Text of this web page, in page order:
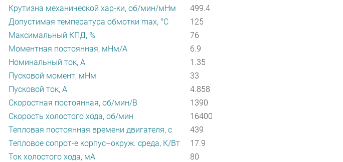
Крутизна механической хар-ки, об/мин/мНм
499.4
Допустимая температура обмотки max, °С
125
Максимальный КПД, %
76
Моментная постоянная, мНм/А
6.9
Номинальный ток, А
1.35
Пусковой момент, мНм
33
Пусковой ток, А
4.858
Скоростная постоянная, об/мин/В
1390
Скорость холостого хода, об/мин
16400
Тепловая постоянная времени двигателя, с
439
Тепловое сопрот-е корпус–окруж. среда, К/Вт
17.9
Ток холостого хода, мА
80